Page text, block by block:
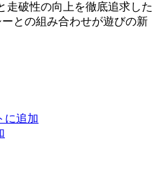
走破性の向上を徹底追求した
との組み合わせが遊びの新
に追加